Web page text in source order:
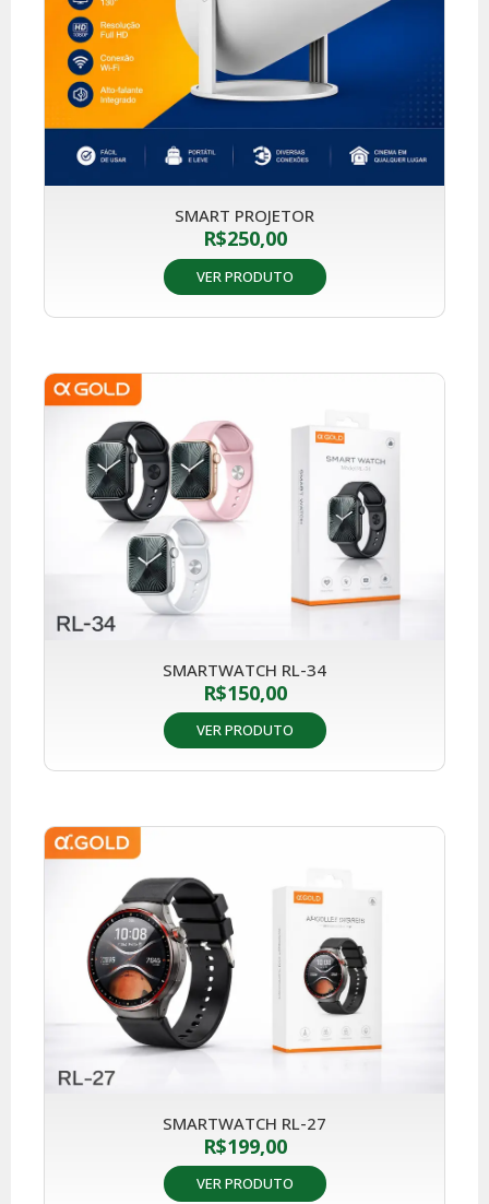
SMART PROJETOR
R$250,00
VER PRODUTO
SMARTWATCH RL-34
R$150,00
VER PRODUTO
SMARTWATCH RL-27
R$199,00
VER PRODUTO